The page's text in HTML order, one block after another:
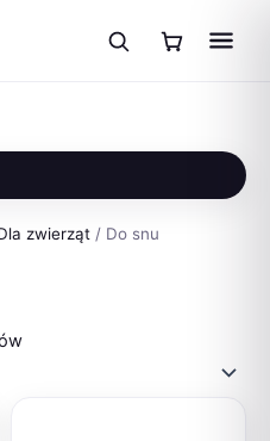
zwierząt / Do snu